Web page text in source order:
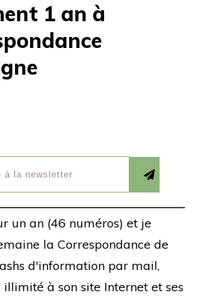
1 an à
un an (46 numéros) et je
la Correspondance de
d'information par mail,
illimité à son site Internet et ses